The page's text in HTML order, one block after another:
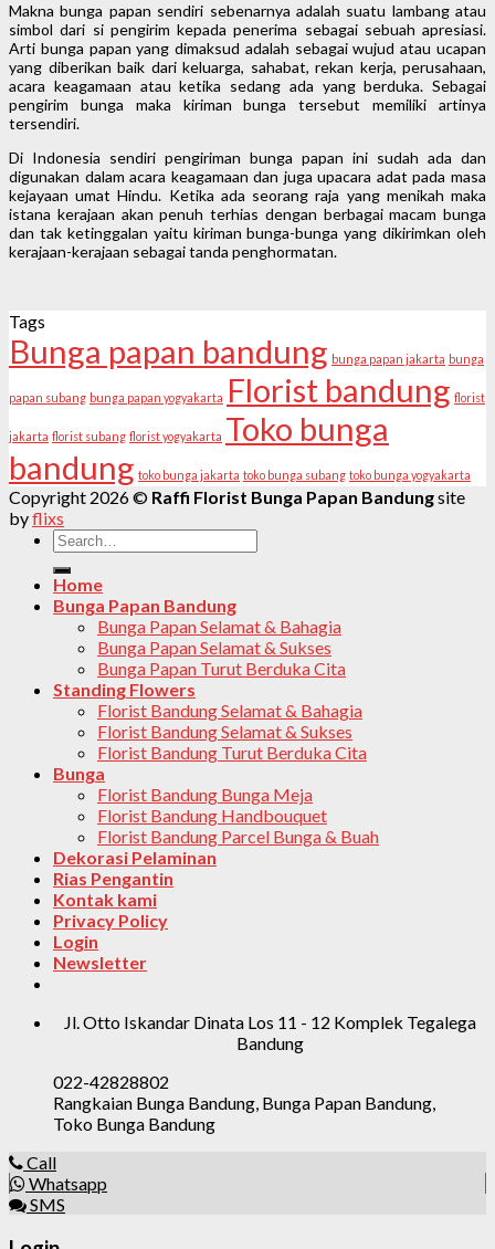
Makna bunga papan sendiri sebenarnya adalah suatu lambang atau
simbol dari si pengirim kepada penerima sebagai sebuah apresiasi.
Arti bunga papan yang dimaksud adalah sebagai wujud atau ucapan
yang diberikan baik dari keluarga, sahabat, rekan kerja, perusahaan,
acara keagamaan atau ketika sedang ada yang berduka. Sebagai
pengirim bunga maka kiriman bunga tersebut memiliki artinya
tersendiri.
Di Indonesia sendiri pengiriman bunga papan ini sudah ada dan
digunakan dalam acara keagamaan dan juga upacara adat pada masa
kejayaan umat Hindu. Ketika ada seorang raja yang menikah maka
istana kerajaan akan penuh terhias dengan berbagai macam bunga
dan tak ketinggalan yaitu kiriman bunga-bunga yang dikirimkan oleh
kerajaan-kerajaan sebagai tanda penghormatan.
Tags
Bunga papan bandung bunga papan jakarta bunga
papan subang bunga papan yogyakarta Florist bandung florist
jakarta florist subang florist yogyakarta Toko bunga
bandung toko bunga jakarta toko bunga subang toko bunga yogyakarta
Copyright 2026 © Raffi Florist Bunga Papan Bandungsite
byflixs
Search
for:
Home
Bunga Papan Bandung
Bunga Papan Selamat & Bahagia
Bunga Papan Selamat & Sukses
Bunga Papan Turut Berduka Cita
Standing Flowers
Florist Bandung Selamat & Bahagia
Florist Bandung Selamat & Sukses
Florist Bandung Turut Berduka Cita
Bunga
Florist Bandung Bunga Meja
Florist Bandung Handbouquet
Florist Bandung Parcel Bunga & Buah
Dekorasi Pelaminan
Rias Pengantin
Kontak kami
Privacy Policy
Login
Newsletter
Jl. Otto Iskandar Dinata Los 11 - 12 Komplek Tegalega
Bandung
022-42828802
Rangkaian Bunga Bandung, Bunga Papan Bandung,
Toko Bunga Bandung
Call
Whatsapp
SMS